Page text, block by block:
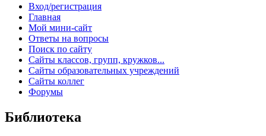
Вход/регистрация
Главная
Мой мини-сайт
Ответы на вопросы
Поиск по сайту
Сайты классов, групп, кружков...
Сайты образовательных учреждений
Сайты коллег
Форумы
Библиотека